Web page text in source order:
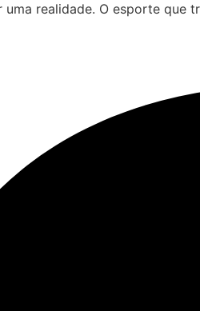
realidade. O esporte que